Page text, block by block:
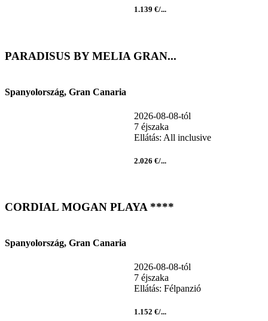
1.139 €/...
PARADISUS BY MELIA GRAN...
Spanyolország, Gran Canaria
2026-08-08-tól
7 éjszaka
Ellátás: All inclusive
2.026 €/...
CORDIAL MOGAN PLAYA ****
Spanyolország, Gran Canaria
2026-08-08-tól
7 éjszaka
Ellátás: Félpanzió
1.152 €/...